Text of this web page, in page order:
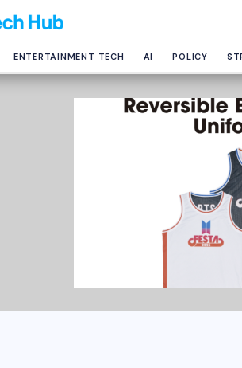
ENTERTAINMENT TECH AI POLICY